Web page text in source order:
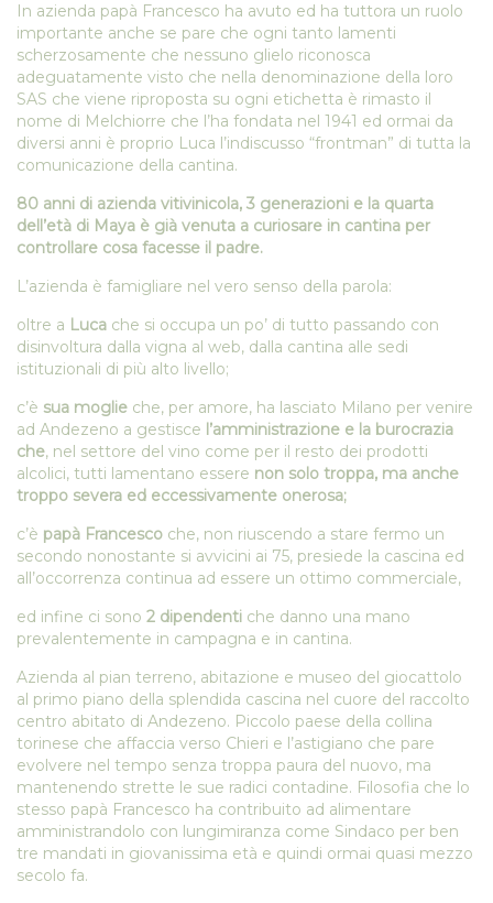
In azienda papà Francesco ha avuto ed ha tuttora un ruolo
importante anche se pare che ogni tanto lamenti
scherzosamente che nessuno glielo riconosca
adeguatamente visto che nella denominazione della loro
SAS che viene riproposta su ogni etichetta è rimasto il
nome di Melchiorre che l’ha fondata nel 1941 ed ormai da
diversi anni è proprio Luca l’indiscusso “frontman” di tutta la
comunicazione della cantina.
80 anni di azienda vitivinicola, 3 generazioni e la quarta
dell’età di Maya è già venuta a curiosare in cantina per
controllare cosa facesse il padre.
L’azienda è famigliare nel vero senso della parola:
oltre a Luca che si occupa un po’ di tutto passando con
disinvoltura dalla vigna al web, dalla cantina alle sedi
istituzionali di più alto livello;
c’è sua moglie che, per amore, ha lasciato Milano per venire
ad Andezeno a gestisce l’amministrazione e la burocrazia
che, nel settore del vino come per il resto dei prodotti
alcolici, tutti lamentano essere non solo troppa, ma anche
troppo severa ed eccessivamente onerosa;
c’è papà Francesco che, non riuscendo a stare fermo un
secondo nonostante si avvicini ai 75, presiede la cascina ed
all’occorrenza continua ad essere un ottimo commerciale,
ed infine ci sono 2 dipendenti che danno una mano
prevalentemente in campagna e in cantina.
Azienda al pian terreno, abitazione e museo del giocattolo
al primo piano della splendida cascina nel cuore del raccolto
centro abitato di Andezeno. Piccolo paese della collina
torinese che affaccia verso Chieri e l’astigiano che pare
evolvere nel tempo senza troppa paura del nuovo, ma
mantenendo strette le sue radici contadine. Filosofia che lo
stesso papà Francesco ha contribuito ad alimentare
amministrandolo con lungimiranza come Sindaco per ben
tre mandati in giovanissima età e quindi ormai quasi mezzo
secolo fa.